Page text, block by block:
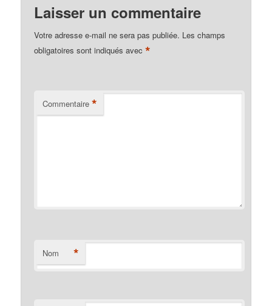
Laisser un commentaire
Votre adresse e-mail ne sera pas publiée. Les champs
obligatoires sont indiqués avec*
Commentaire *
Nom *